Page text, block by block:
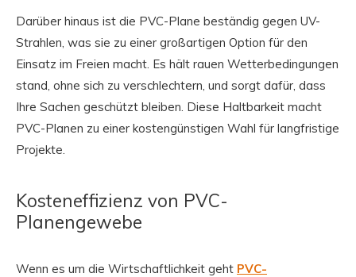
Darüber hinaus ist die PVC-Plane beständig gegen UV-
Strahlen, was sie zu einer großartigen Option für den
Einsatz im Freien macht. Es hält rauen Wetterbedingungen
stand, ohne sich zu verschlechtern, und sorgt dafür, dass
Ihre Sachen geschützt bleiben. Diese Haltbarkeit macht
PVC-Planen zu einer kostengünstigen Wahl für langfristige
Projekte.
Kosteneffizienz von PVC-
Planengewebe
Wenn es um die Wirtschaftlichkeit geht PVC-